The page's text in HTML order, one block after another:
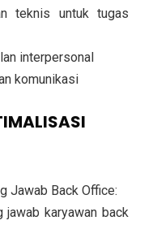
teknis untuk tugas
interpersonal
komunikasi
Jawab Back Office:
jawab karyawan back